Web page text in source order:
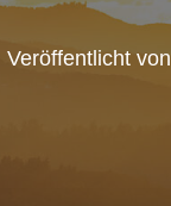
Veröffentlicht von